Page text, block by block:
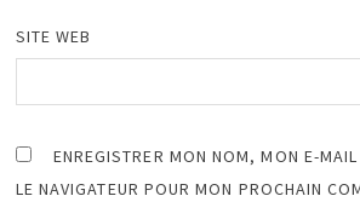
SITE WEB
ENREGISTRER MON NOM, MON E-
LE NAVIGATEUR POUR MON PROCHAIN